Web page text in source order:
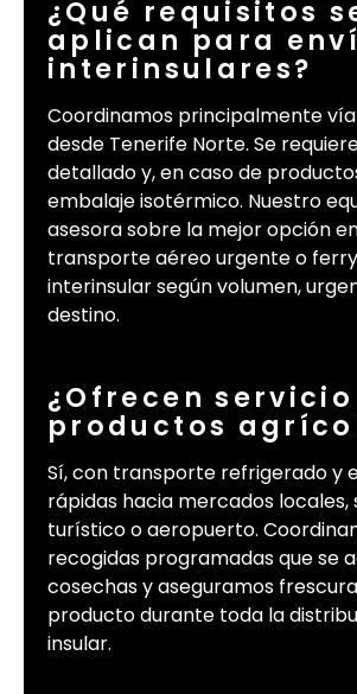
¿Qué requisitos
aplican para
interinsulares?
Coordinamos principalmente
desde Tenerife Norte. Se
detallado y, en caso de
embalaje isotérmico. Nuestro
asesora sobre la mejor opción
transporte aéreo urgente o ferry
interinsular según volumen,
destino.
¿Ofrecen
productos
Sí, con transporte refrigerado y
rápidas hacia mercados locales,
turístico o aeropuerto.
recogidas programadas que se
cosechas y aseguramos
producto durante toda la
insular.